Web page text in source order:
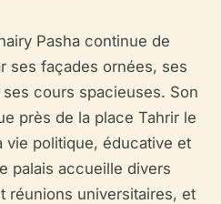
Pasha continue de
ses façades ornées, ses
cours spacieuses. Son
près de la place Tahrir le
vie politique, éducative et
palais accueille divers
réunions universitaires, et